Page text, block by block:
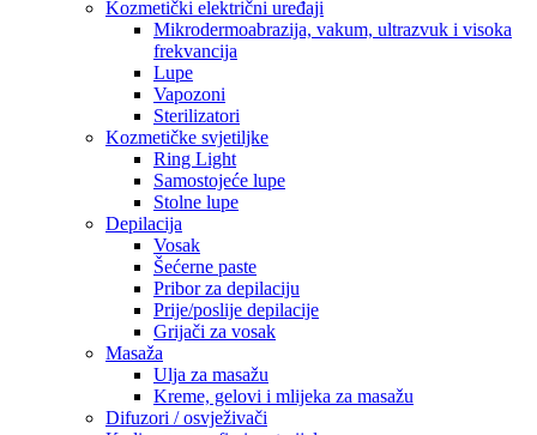
Kozmetički električni uređaji
Mikrodermoabrazija, vakum, ultrazvuk i visoka
frekvancija
Lupe
Vapozoni
Sterilizatori
Kozmetičke svjetiljke
Ring Light
Samostojeće lupe
Stolne lupe
Depilacija
Vosak
Šećerne paste
Pribor za depilaciju
Prije/poslije depilacije
Grijači za vosak
Masaža
Ulja za masažu
Kreme, gelovi i mlijeka za masažu
Difuzori / osvježivači